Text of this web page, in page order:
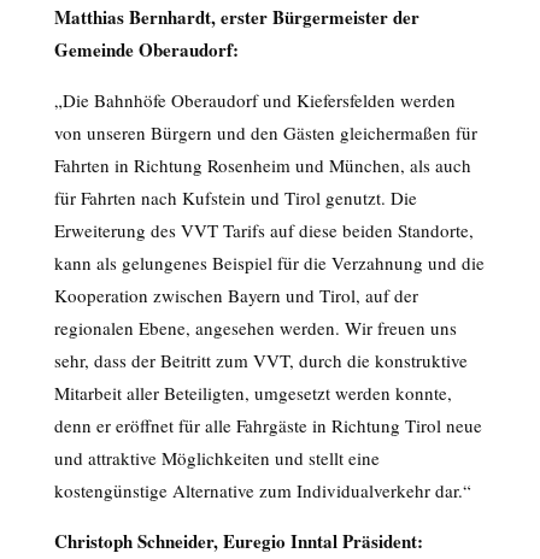
Matthias Bernhardt, erster Bürgermeister der
Gemeinde Oberaudorf:
„Die Bahnhöfe Oberaudorf und Kiefersfelden werden
von unseren Bürgern und den Gästen gleichermaßen für
Fahrten in Richtung Rosenheim und München, als auch
für Fahrten nach Kufstein und Tirol genutzt. Die
Erweiterung des VVT Tarifs auf diese beiden Standorte,
kann als gelungenes Beispiel für die Verzahnung und die
Kooperation zwischen Bayern und Tirol, auf der
regionalen Ebene, angesehen werden. Wir freuen uns
sehr, dass der Beitritt zum VVT, durch die konstruktive
Mitarbeit aller Beteiligten, umgesetzt werden konnte,
denn er eröffnet für alle Fahrgäste in Richtung Tirol neue
und attraktive Möglichkeiten und stellt eine
kostengünstige Alternative zum Individualverkehr dar.“
Christoph Schneider, Euregio Inntal Präsident: